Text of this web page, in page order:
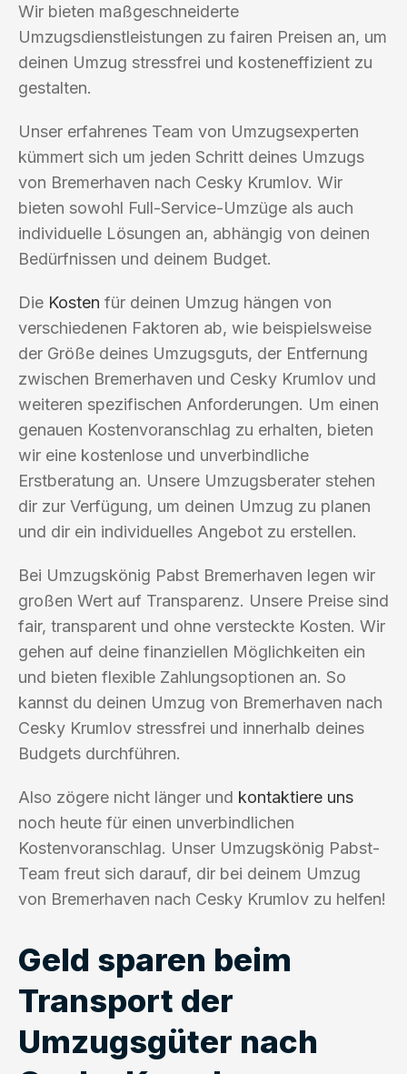
Wir bieten maßgeschneiderte
Umzugsdienstleistungen zu fairen Preisen an, um
deinen Umzug stressfrei und kosteneffizient zu
gestalten.
Unser erfahrenes Team von Umzugsexperten
kümmert sich um jeden Schritt deines Umzugs
von Bremerhaven nach Cesky Krumlov. Wir
bieten sowohl Full-Service-Umzüge als auch
individuelle Lösungen an, abhängig von deinen
Bedürfnissen und deinem Budget.
Die Kosten für deinen Umzug hängen von
verschiedenen Faktoren ab, wie beispielsweise
der Größe deines Umzugsguts, der Entfernung
zwischen Bremerhaven und Cesky Krumlov und
weiteren spezifischen Anforderungen. Um einen
genauen Kostenvoranschlag zu erhalten, bieten
wir eine kostenlose und unverbindliche
Erstberatung an. Unsere Umzugsberater stehen
dir zur Verfügung, um deinen Umzug zu planen
und dir ein individuelles Angebot zu erstellen.
Bei Umzugskönig Pabst Bremerhaven legen wir
großen Wert auf Transparenz. Unsere Preise sind
fair, transparent und ohne versteckte Kosten. Wir
gehen auf deine finanziellen Möglichkeiten ein
und bieten flexible Zahlungsoptionen an. So
kannst du deinen Umzug von Bremerhaven nach
Cesky Krumlov stressfrei und innerhalb deines
Budgets durchführen.
Also zögere nicht länger und kontaktiere uns
noch heute für einen unverbindlichen
Kostenvoranschlag. Unser Umzugskönig Pabst-
Team freut sich darauf, dir bei deinem Umzug
von Bremerhaven nach Cesky Krumlov zu helfen!
Geld sparen beim
Transport der
Umzugsgüter nach